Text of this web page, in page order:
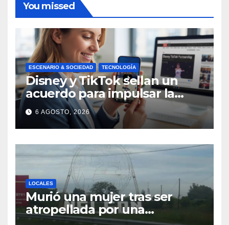
You missed
ESCENARIO & SOCIEDAD TECNOLOGÍA
Disney y TikTok sellan un
acuerdo para impulsar la
creación de contenido oficial
en formato vertical
6 AGOSTO, 2026
LOCALES
Murió una mujer tras ser
atropellada por una